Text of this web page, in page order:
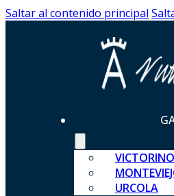
Saltar al contenido principal
URCOLA